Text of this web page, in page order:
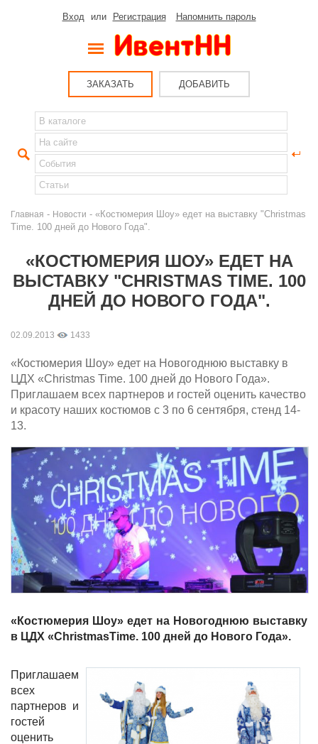
Вход или Регистрация Напомнить пароль
ЗАКАЗАТЬ ДОБАВИТЬ
Главная - Новости - «Костюмерия Шоу» едет на выставку "Christmas
Time. 100 дней до Нового Года".
«КОСТЮМЕРИЯ ШОУ» ЕДЕТ НА
ВЫСТАВКУ "CHRISTMAS TIME. 100
ДНЕЙ ДО НОВОГО ГОДА".
02.09.2013 1433
«Костюмерия Шоу» едет на Новогоднюю выставку в
ЦДХ «Christmas Time. 100 дней до Нового Года».
Приглашаем всех партнеров и гостей оценить качество
и красоту наших костюмов с 3 по 6 сентября, стенд 14-
13.
«Костюмерия Шоу» едет на Новогоднюю выставку
в ЦДХ «ChristmasTime. 100 дней до Нового Года».
Приглашаем
всех
партнеров и
гостей
оценить